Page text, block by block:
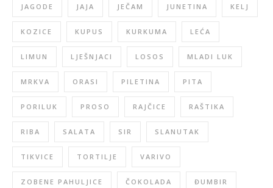
JAGODE JAJA JEČAM JUNETINA KELJ
KOZICE KUPUS KURKUMA LEĆA
LIMUN LJEŠNJACI LOSOS MLADI LUK
MRKVA ORASI PILETINA PITA
PORILUK PROSO RAJČICE RAŠTIKA
RIBA SALATA SIR SLANUTAK
TIKVICE TORTILJE VARIVO
ZOBENE PAHULJICE ČOKOLADA ĐUMBIR